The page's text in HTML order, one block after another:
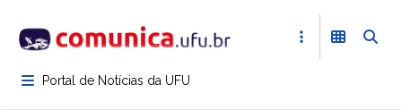
para
conteúdoPortal de Notícias da UFU